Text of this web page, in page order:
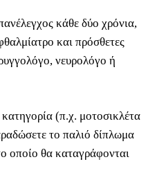
κάθε δύο χρόνια,
και πρόσθετες
νευρολόγο ή
(π.χ. μοτοσικλέτα
το παλιό δίπλωμα
οποίο θα καταγράφονται